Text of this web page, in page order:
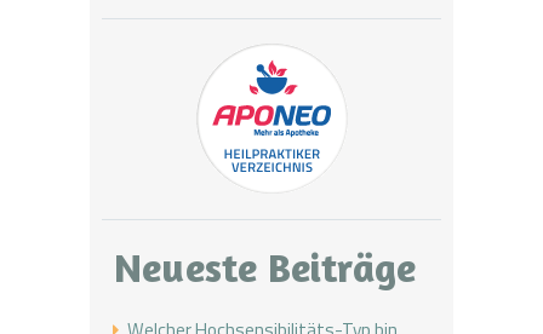
Neueste Beiträge